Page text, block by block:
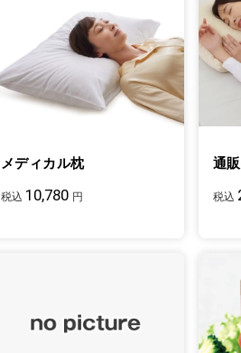
メディカル枕
税込 10,780 円
通
税込